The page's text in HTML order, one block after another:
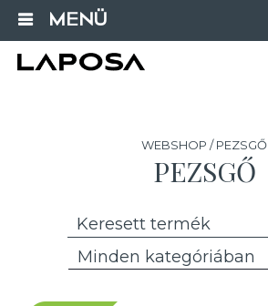
MENÜ
WEBSHOP / PEZSGŐ
PEZSGŐ
Minden kategóriában